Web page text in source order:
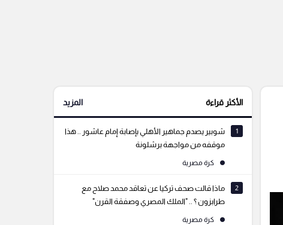
الأكثر قراءة المزيد
1
شوبير يصدم جماهير الأهلي بإصابة إمام عاشور .. هذا
موقفه من مواجهة برشلونة
كرة مصرية
2
ماذا قالت صحف تركيا عن تعاقد محمد صلاح مع
طرابزون ؟ .. "الملك المصري وصفقة القرن"
كرة مصرية